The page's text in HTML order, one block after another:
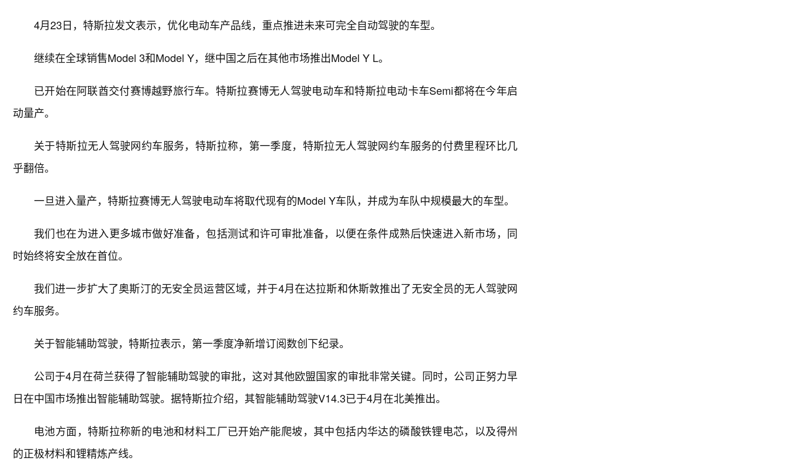
4月23日，特斯拉发文表示，优化电动车产品线，重点推进未来可完全自动驾驶的车型。
继续在全球销售Model 3和Model Y，继中国之后在其他市场推出Model Y L。
已开始在阿联酋交付赛博越野旅行车。特斯拉赛博无人驾驶电动车和特斯拉电动卡车Semi都将在今年启
动量产。
关于特斯拉无人驾驶网约车服务，特斯拉称，第一季度，特斯拉无人驾驶网约车服务的付费里程环比几
乎翻倍。
一旦进入量产，特斯拉赛博无人驾驶电动车将取代现有的Model Y车队，并成为车队中规模最大的车型。
我们也在为进入更多城市做好准备，包括测试和许可审批准备，以便在条件成熟后快速进入新市场，同
时始终将安全放在首位。
我们进一步扩大了奥斯汀的无安全员运营区域，并于4月在达拉斯和休斯敦推出了无安全员的无人驾驶网
约车服务。
关于智能辅助驾驶，特斯拉表示，第一季度净新增订阅数创下纪录。
公司于4月在荷兰获得了智能辅助驾驶的审批，这对其他欧盟国家的审批非常关键。同时，公司正努力早
日在中国市场推出智能辅助驾驶。据特斯拉介绍，其智能辅助驾驶V14.3已于4月在北美推出。
电池方面，特斯拉称新的电池和材料工厂已开始产能爬坡，其中包括内华达的磷酸铁锂电芯，以及得州
的正极材料和锂精炼产线。